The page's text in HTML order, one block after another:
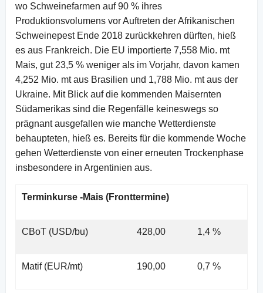
wo Schweinefarmen auf 90 % ihres
Produktionsvolumens vor Auftreten der Afrikanischen
Schweinepest Ende 2018 zurückkehren dürften, hieß
es aus Frankreich. Die EU importierte 7,558 Mio. mt
Mais, gut 23,5 % weniger als im Vorjahr, davon kamen
4,252 Mio. mt aus Brasilien und 1,788 Mio. mt aus der
Ukraine. Mit Blick auf die kommenden Maisernten
Südamerikas sind die Regenfälle keineswegs so
prägnant ausgefallen wie manche Wetterdienste
behaupteten, hieß es. Bereits für die kommende Woche
gehen Wetterdienste von einer erneuten Trockenphase
insbesondere in Argentinien aus.
Terminkurse -Mais (Fronttermine)
CBoT (USD/bu) 428,00 1,4 %
Matif (EUR/mt) 190,00 0,7 %